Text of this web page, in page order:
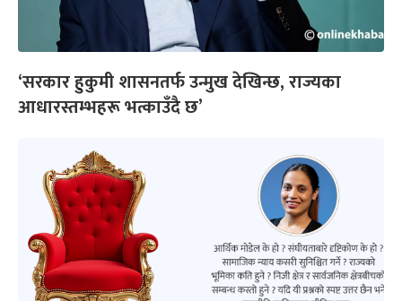
‘सरकार हुकुमी शासनतर्फ उन्मुख देखिन्छ, राज्यका
आधारस्तम्भहरू भत्काउँदै छ’